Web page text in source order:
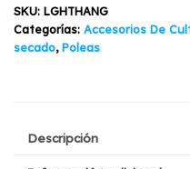
$11.900.
SKU: LGHTHANG
Categorías: Accesorios De
secado,Poleas
Descripción